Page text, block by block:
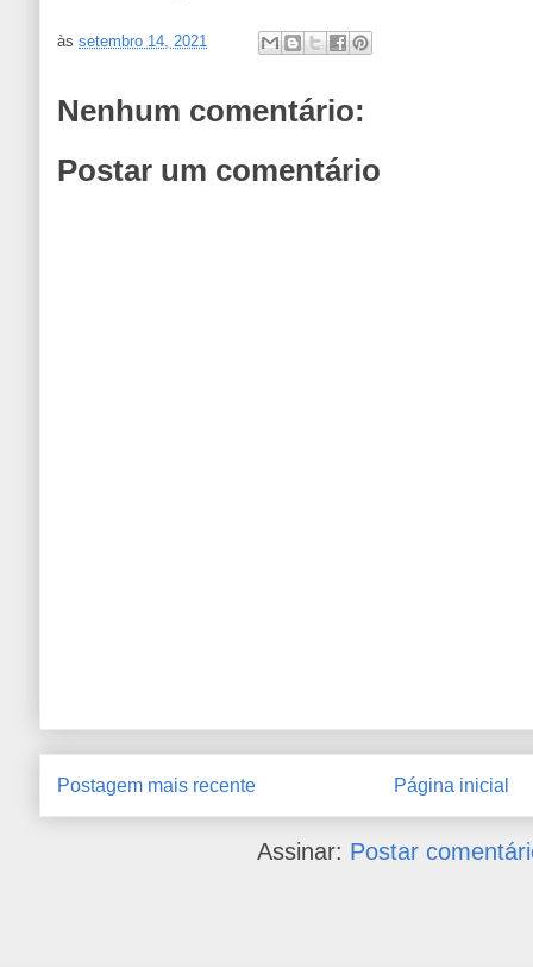
àssetembro 14, 2021
Nenhum comentário:
Postar um comentário
Postagem mais recente Página inicial
Assinar: Postar